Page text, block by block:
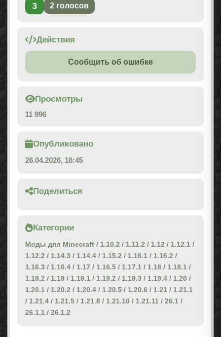
3 2 голосов
Действия
Сообщить об ошибке
Просмотры
11 996
Опубликовано
26.04.2026, 18:45
Поделиться
Категории
Моды для Minecraft / 1.10.2 / 1.11.2 / 1.12 / 1.12.1 /
1.12.2 / 1.14.3 / 1.14.4 / 1.15.2 / 1.16.1 / 1.16.2 /
1.16.3 / 1.16.4 / 1.17 / 1.16.5 / 1.17.1 / 1.18 / 1.18.1 /
1.18.2 / 1.19 / 1.19.1 / 1.19.2 / 1.19.3 / 1.19.4 / 1.20 /
1.20.1 / 1.20.2 / 1.20.4 / 1.20.5 / 1.20.6 / 1.21 / 1.21.1
/ 1.21.4 / 1.21.5 / 1.21.8 / 1.21.10 / 1.21.11 / 26.1 /
26.1.1 / 26.1.2